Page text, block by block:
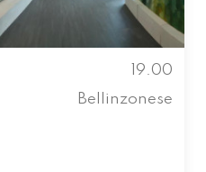
19.00
Bellinzonese